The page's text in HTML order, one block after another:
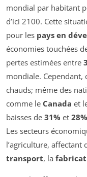
mondial par habitant
d’ici 2100. Cette
pour les pays en
économies touchées
pertes estimées entre
mondiale. Cependant,
chauds; même des
comme le Canada et
baisses de 31% et 28%
Les secteurs
l’agriculture, affectant
transport, la